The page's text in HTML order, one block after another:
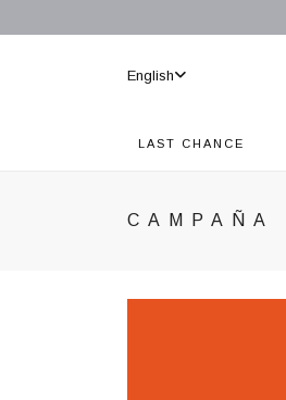
English
LAST CHANCE
CAMPAÑA